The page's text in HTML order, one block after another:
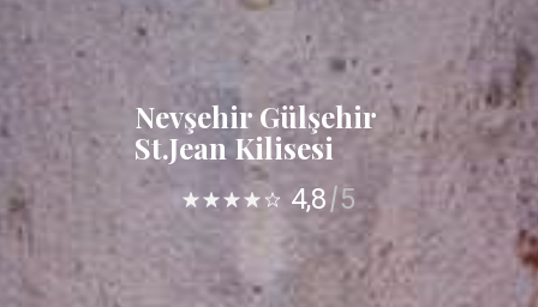
Nevşehir Gülşehir
St.Jean Kilisesi
4,8 5